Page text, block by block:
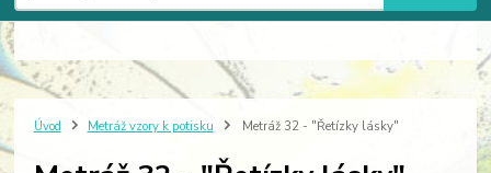
Úvod Metráž vzory k potisku Metráž 32 - "Řetízky lásky"